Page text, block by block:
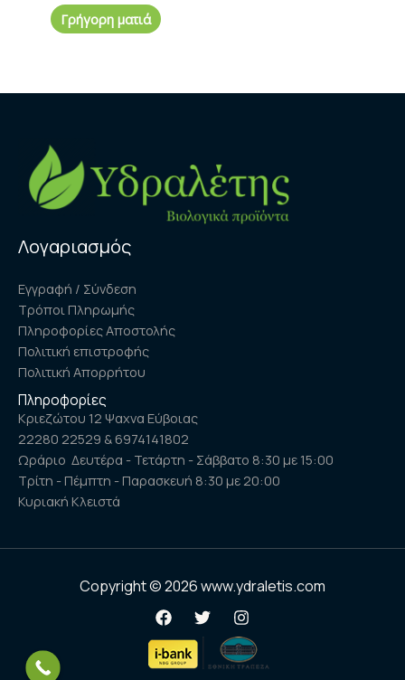
Γρήγορη ματιά
Λογαριασμός
Εγγραφή / Σύνδεση
Τρόποι Πληρωμής
Πληροφορίες Αποστολής
Πολιτική επιστροφής
Πολιτική Απορρήτου
Πληροφορίες
Κριεζώτου 12 Ψαχνα Εύβοιας
22280 22529 & 6974141802
Ωράριο Δευτέρα - Τετάρτη - Σάββατο 8:30 με 15:00
Τρίτη - Πέμπτη - Παρασκευή 8:30 με 20:00
Κυριακή Κλειστά
Copyright © 2026 www.ydraletis.com